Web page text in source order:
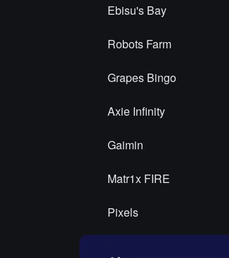
Ebisu's Bay
Robots Farm
Grapes Bingo
Axie Infinity
Gaimin
Matr1x FIRE
Pixels